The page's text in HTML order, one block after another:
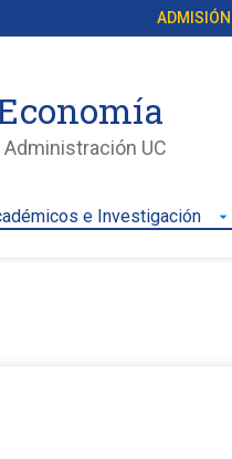
ADMISIÓN
UC
e Investigación arrow_drop_down